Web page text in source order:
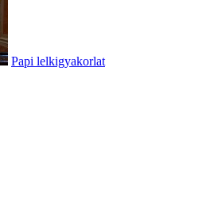
Papi lelkigyakorlat